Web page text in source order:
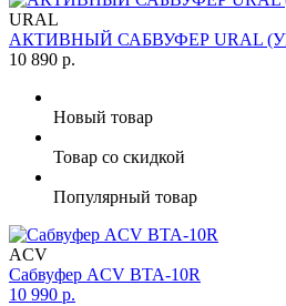
URAL
АКТИВНЫЙ САБВУФЕР URAL
10 890 р.
Новый товар
Товар со скидкой
Популярный товар
ACV
Сабвуфер ACV BTA-10R
10 990 р.